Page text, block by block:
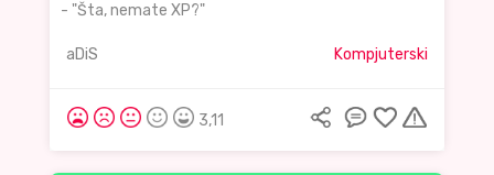
- "Šta, nemate XP?"
aDiS Kompjuterski
3,11